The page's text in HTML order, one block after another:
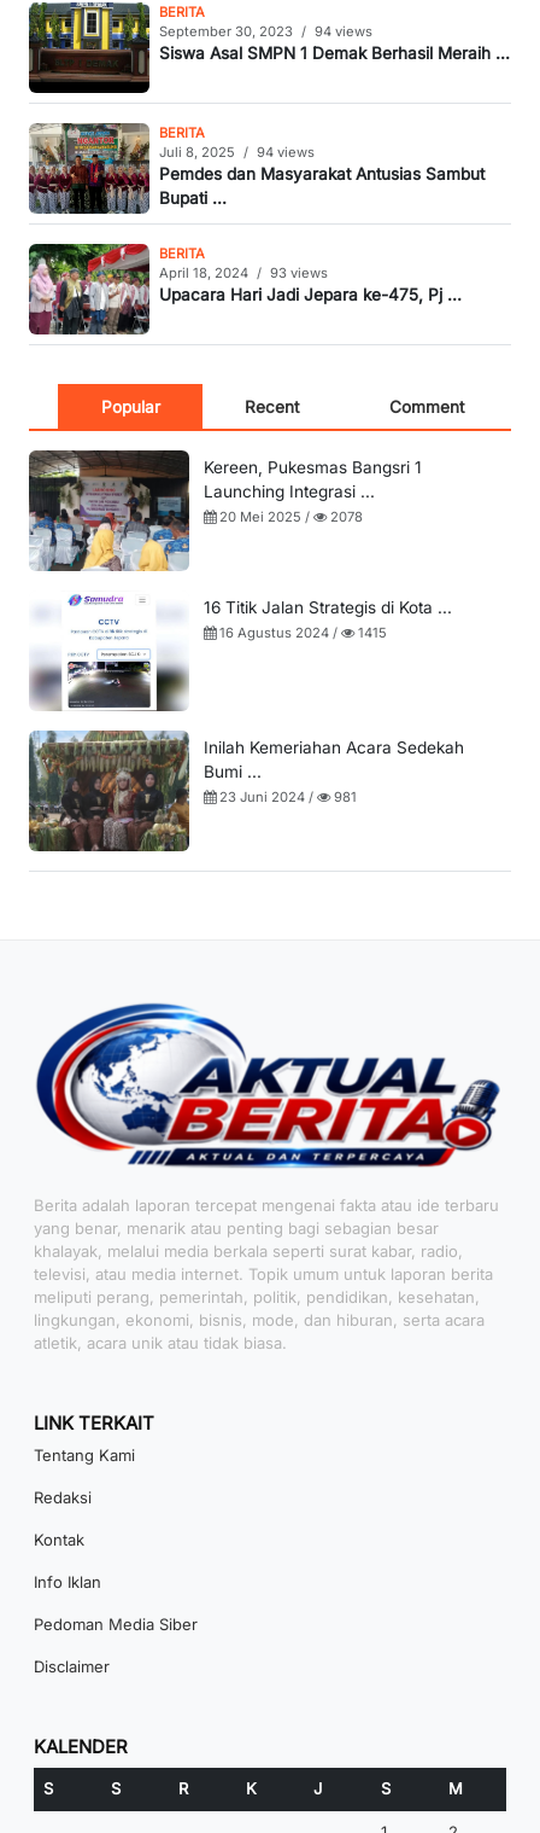
BERITA
September 30, 2023 / 94 views
Siswa Asal SMPN 1 Demak Berhasil Meraih ...
BERITA
Juli 8, 2025 / 94 views
Pemdes dan Masyarakat Antusias Sambut
Bupati ...
BERITA
April 18, 2024 / 93 views
Upacara Hari Jadi Jepara ke-475, Pj ...
Popular Recent Comment
Kereen, Pukesmas Bangsri 1
Launching Integrasi ...
20 Mei 2025 / 2078
16 Titik Jalan Strategis di Kota ...
16 Agustus 2024 / 1415
Inilah Kemeriahan Acara Sedekah
Bumi ...
23 Juni 2024 / 981
Berita adalah laporan tercepat mengenai fakta atau ide terbaru
yang benar, menarik atau penting bagi sebagian besar
khalayak, melalui media berkala seperti surat kabar, radio,
televisi, atau media internet. Topik umum untuk laporan berita
meliputi perang, pemerintah, politik, pendidikan, kesehatan,
lingkungan, ekonomi, bisnis, mode, dan hiburan, serta acara
atletik, acara unik atau tidak biasa.
LINK TERKAIT
Tentang Kami
Redaksi
Kontak
Info Iklan
Pedoman Media Siber
Disclaimer
KALENDER
S S R K J S M